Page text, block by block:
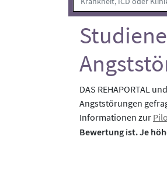
DAS REHAPORTAL
Angststörungen
Informationen zur
Bewertung ist. Je